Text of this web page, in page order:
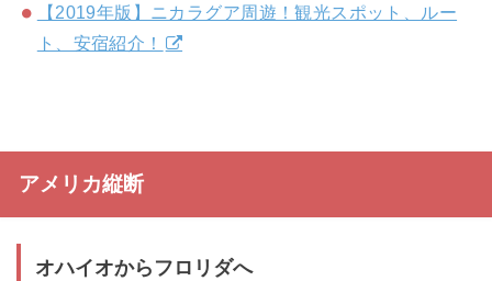
【2019年版】ニカラグア周遊！観光スポット、ルー
ト、安宿紹介！
アメリカ縦断
オハイオからフロリダへ